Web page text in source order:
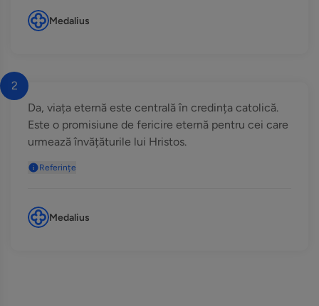
Medalius
2
Da, viața eternă este centrală în credința catolică.
Este o promisiune de fericire eternă pentru cei care
urmează învățăturile lui Hristos.
Referințe
Medalius